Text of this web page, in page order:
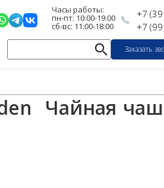
Часы работы:
пн-пт: 10:00-19:00
сб-вс: 11:00-18:00
+7
+7
Заказать
Чайная